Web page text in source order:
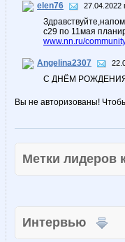
elen76 27.04.2022
с29 по 11мая
www.nn.ru/
Angelina2307
С ДНЁМ
Вы не авторизованы!
Метки
Интервью